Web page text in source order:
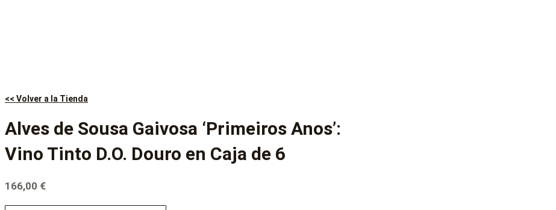
<< Volver a la Tienda
Alves de Sousa Gaivosa ‘Primeiros Anos’:
Vino Tinto D.O. Douro en Caja de 6
166,00 €